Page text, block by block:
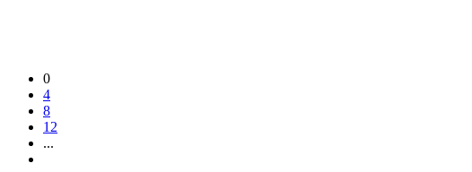
0
4
8
12
...